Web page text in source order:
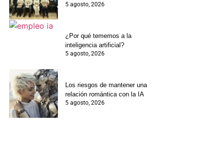
5 agosto, 2026
¿Por qué tememos a la
inteligencia artificial?
5 agosto, 2026
Los riesgos de mantener una
relación romántica con la IA
5 agosto, 2026